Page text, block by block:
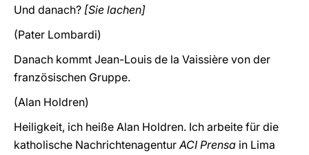
Und danach? [Sie lachen]
(Pater Lombardi)
Danach kommt Jean-Louis de la Vaissière von der
französischen Gruppe.
(Alan Holdren)
Heiligkeit, ich heiße Alan Holdren. Ich arbeite für die
katholische NachrichtenagenturACI Prensa in Lima